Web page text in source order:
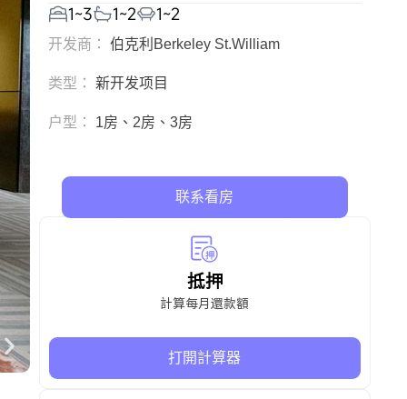
1~3 1~2 1~2
开发商： 伯克利Berkeley St.William
类型： 新开发项目
户型： 1房、2房、3房
联系看房
抵押
計算每月還款額
打開計算器